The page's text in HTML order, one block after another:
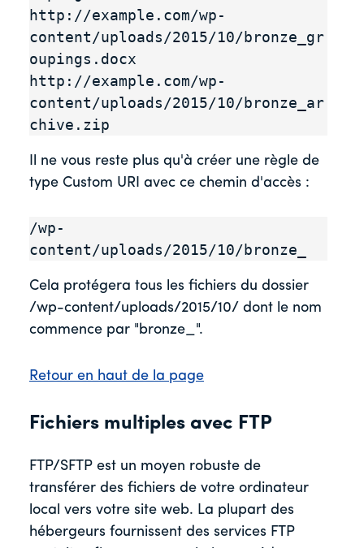
http://example.com/wp-
content/uploads/2015/10/bronze_gr
oupings.docx
http://example.com/wp-
content/uploads/2015/10/bronze_ar
chive.zip
Il ne vous reste plus qu'à créer une règle de
type Custom URI avec ce chemin d'accès :
/wp-
content/uploads/2015/10/bronze_
Cela protégera tous les fichiers du dossier
/wp-content/uploads/2015/10/ dont le nom
commence par "bronze_".
Retour en haut de la page
Fichiers multiples avec FTP
FTP/SFTP est un moyen robuste de
transférer des fichiers de votre ordinateur
local vers votre site web. La plupart des
hébergeurs fournissent des services FTP